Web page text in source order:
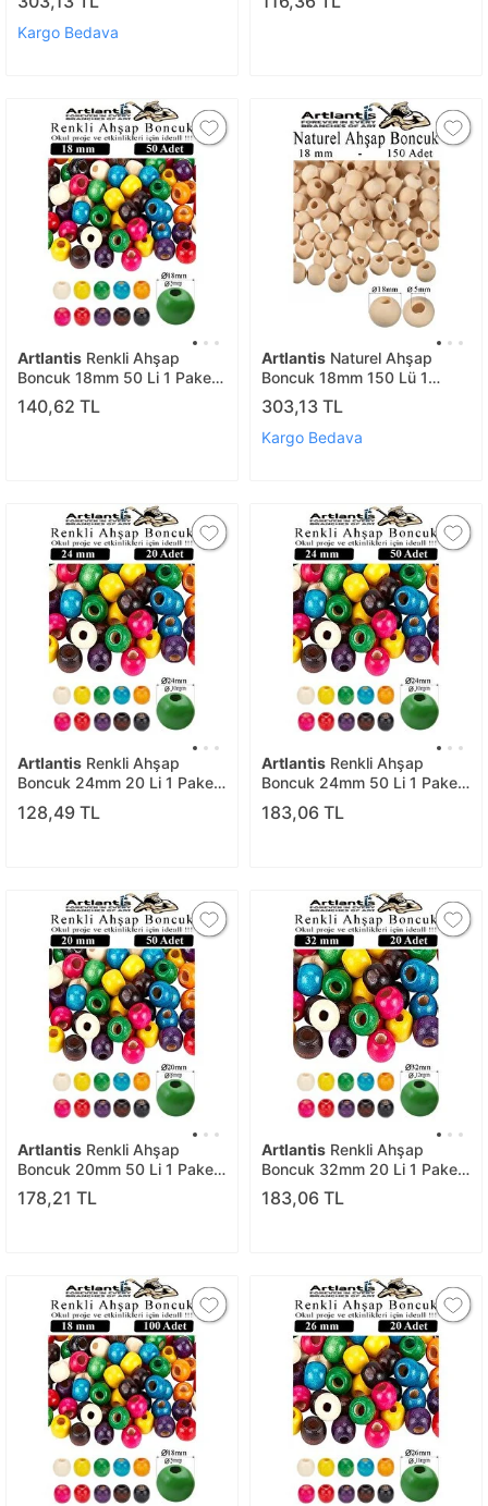
Doğal Boncuklar Saç Takı
Tasarım Ektinlik Kreş Okul
Kargo Bedava
Yuvarlak Doğal Boncuklar
Artlantis Renkli Ahşap
Boncuk 18mm 50 Li 1 Paket
Renkli Ahşap Boyalı Yuvarlak
Doğal Boncuklar Saç Takı
140,62 TL
Artlantis Naturel Ahşap
Boncuk 18mm 150 Lü 1
Paket Ham Boyanabilir
Ahşap Yuvarlak Doğal
Boncuklar Takı Tasarım
303,13 TL
Kargo Bedava
Artlantis Renkli Ahşap
Boncuk 24mm 20 Li 1 Paket
Renkli Ahşap Boyalı Yuvarlak
Doğal Boncuklar Saç Takı
128,49 TL
Artlantis Renkli Ahşap
Boncuk 24mm 50 Li 1 Paket
Renkli Ahşap Boyalı Yuvarlak
Doğal Boncuklar Saç Takı
183,06 TL
Artlantis Renkli Ahşap
Boncuk 20mm 50 Li 1 Paket
Renkli Ahşap Boyalı Yuvarlak
Doğal Boncuklar Saç Takı
178,21 TL
Artlantis Renkli Ahşap
Boncuk 32mm 20 Li 1 Paket
Renkli Ahşap Boyalı Yuvarlak
Doğal Boncuklar Saç Takı
183,06 TL